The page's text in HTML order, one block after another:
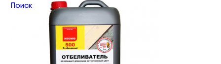
Поиск